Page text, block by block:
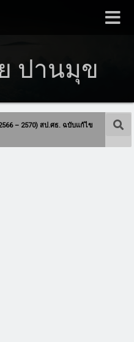
ปานมุข
– 2570) สป.ศธ. ฉบับแก้ไข